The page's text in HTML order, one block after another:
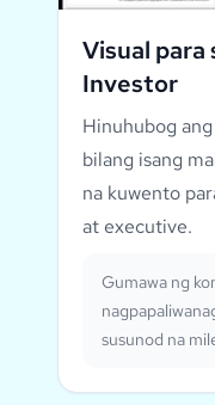
Visual para
Investor
Hinuhubog
bilang isang
na kuwento
at executive.
Gumawa ng
susunod na